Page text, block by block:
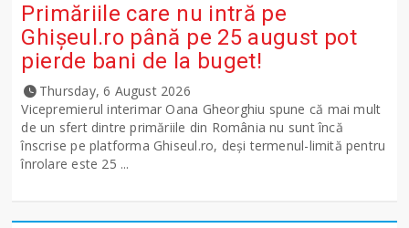
Primăriile care nu intră pe
Ghişeul.ro până pe 25 august pot
pierde bani de la buget!
Thursday, 6 August 2026
Vicepremierul interimar Oana Gheorghiu spune că mai mult
de un sfert dintre primăriile din România nu sunt încă
înscrise pe platforma Ghiseul.ro, deși termenul-limită pentru
înrolare este 25 ...